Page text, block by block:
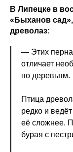
В Липецке в
«Быханов
древолаз:
— Этих
отличает
по деревьям.
Птица
редко и
её сложнее.
бурая с